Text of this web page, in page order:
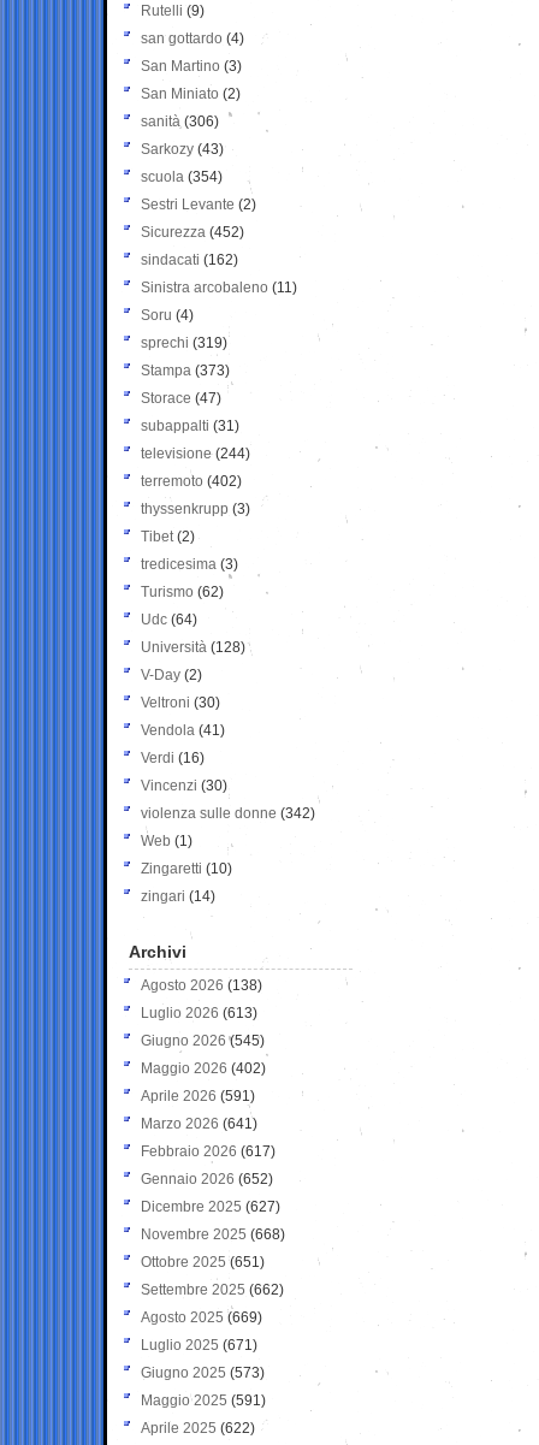
Rutelli (9)
san gottardo (4)
San Martino (3)
San Miniato (2)
sanità (306)
Sarkozy (43)
scuola (354)
Sestri Levante (2)
Sicurezza (452)
sindacati (162)
Sinistra arcobaleno (11)
Soru (4)
sprechi (319)
Stampa (373)
Storace (47)
subappalti (31)
televisione(244)
terremoto (402)
thyssenkrupp (3)
Tibet(2)
tredicesima (3)
Turismo (62)
Udc (64)
Università (128)
V-Day (2)
Veltroni (30)
Vendola (41)
Verdi (16)
Vincenzi (30)
violenza sulle donne (342)
Web (1)
Zingaretti (10)
zingari (14)
Archivi
Agosto 2026 (138)
Luglio 2026 (613)
Giugno 2026 (545)
Maggio 2026 (402)
Aprile 2026 (591)
Marzo 2026 (641)
Febbraio 2026 (617)
Gennaio 2026 (652)
Dicembre 2025 (627)
Novembre 2025 (668)
Ottobre 2025 (651)
Settembre 2025 (662)
Agosto 2025 (669)
Luglio 2025 (671)
Giugno 2025 (573)
Maggio 2025 (591)
Aprile 2025 (622)